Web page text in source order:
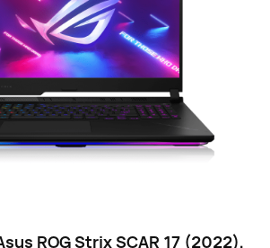
ROG Strix SCAR 17 (2022),